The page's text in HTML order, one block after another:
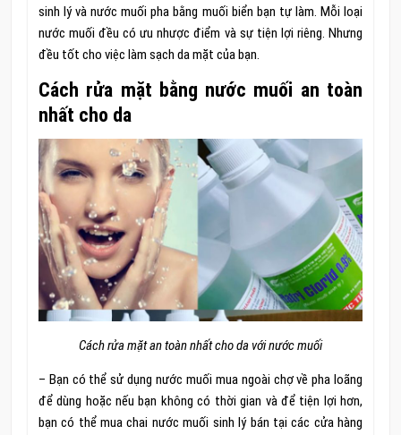
sinh lý và nước muối pha bằng muối biển bạn tự làm. Mỗi loại
nước muối đều có ưu nhược điểm và sự tiện lợi riêng. Nhưng
đều tốt cho việc làm sạch da mặt của bạn.
Cách rửa mặt bằng nước muối an toàn
nhất cho da
Cách rửa mặt an toàn nhất cho da với nước muối
– Bạn có thể sử dụng nước muối mua ngoài chợ về pha loãng
để dùng hoặc nếu bạn không có thời gian và để tiện lợi hơn,
bạn có thể mua chai nước muối sinh lý bán tại các cửa hàng